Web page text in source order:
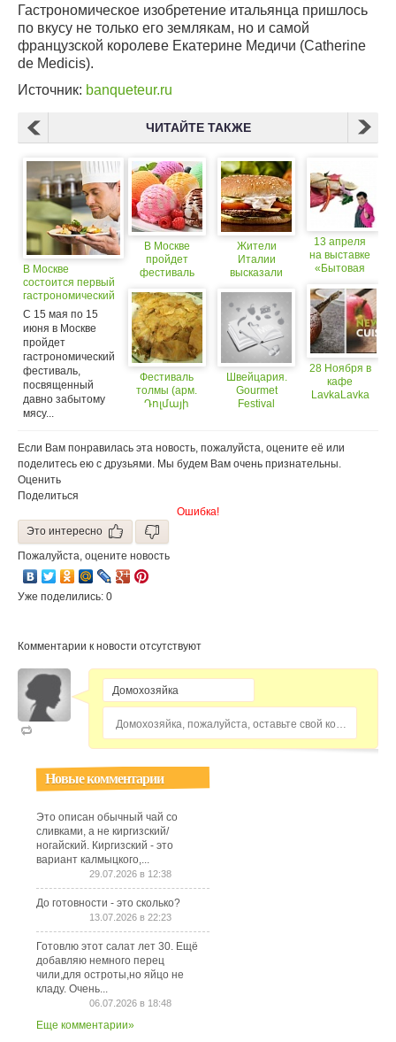
Гастрономическое изобретение итальянца пришлось
по вкусу не только его землякам, но и самой
французской королеве Екатерине Медичи (Catherine
de Medicis).
Источник: banqueteur.ru
ЧИТАЙТЕ ТАКЖЕ
В Москве
состоится первый
гастрономический
фестиваль,
посвященный
цесарке
С 15 мая по 15
июня в Москве
пройдет
гастрономический
фестиваль,
посвященный
давно забытому
мясу...
В Москве
пройдет
фестиваль
Фестиваль
толмы (арм.
Դոլմայի
всеармянский
фестиваль
национальной
Жители
Италии
высказали
Макдональдса
во Флоренции
Швейцария.
Gourmet
Festival
13 апреля
на выставке
«Бытовая
состоится
Food Fashion
Day!
28 Ноября в
кафе
LavkaLavka
Новой
Нордической
Если Вам понравилась эта новость, пожалуйста, оцените её или
поделитесь ею с друзьями. Мы будем Вам очень признательны.
Оценить
Поделиться
Ошибка!
Это интересно
Пожалуйста, оцените новость
Уже поделились: 0
Комментарии к новости отсутствуют
Домохозяйка, пожалуйста, оставьте свой комментарий...
Новые комментарии
Это описан обычный чай со
сливками, а не киргизский/
ногайский. Киргизский - это
вариант калмыцкого,...
29.07.2026 в 12:38
До готовности - это сколько?
13.07.2026 в 22:23
Готовлю этот салат лет 30. Ещё
добавляю немного перец
чили,для остроты,но яйцо не
кладу. Очень...
06.07.2026 в 18:48
Еще комментарии»